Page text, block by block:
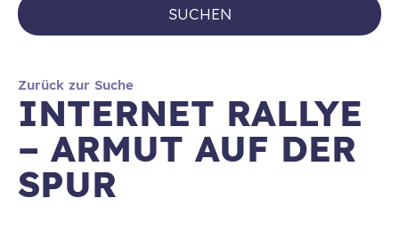
SUCHEN
Zurück zur Suche
INTERNET RALLYE
– ARMUT AUF DER
SPUR